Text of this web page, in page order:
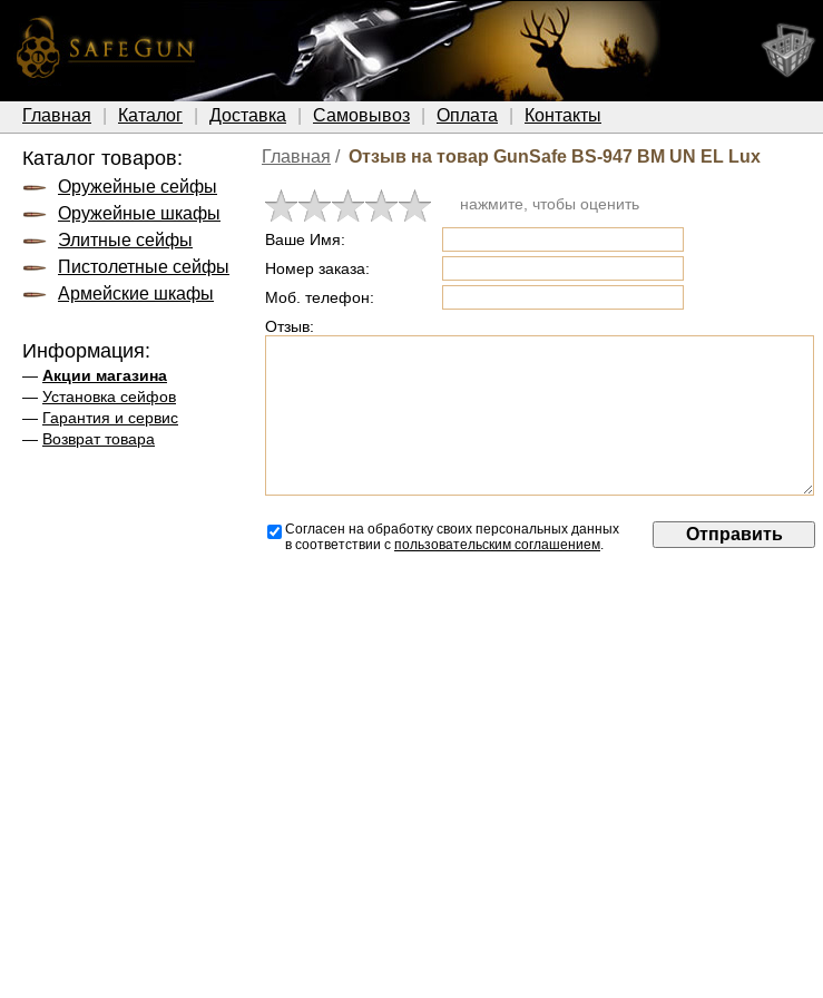
Главная Каталог Доставка Самовывоз Оплата Контакты
Каталог товаров:
Оружейные сейфы
Оружейные шкафы
Элитные сейфы
Пистолетные сейфы
Армейские шкафы
Информация:
— Акции магазина
— Установка сейфов
— Гарантия и сервис
— Возврат товара
Главная / Отзыв на товар GunSafe BS-947 BM UN EL Lux
нажмите, чтобы оценить
Ваше Имя:
Номер заказа:
Моб. телефон:
Отзыв:
Согласен на обработку своих персональных данных
в соответствии с пользовательским соглашением.